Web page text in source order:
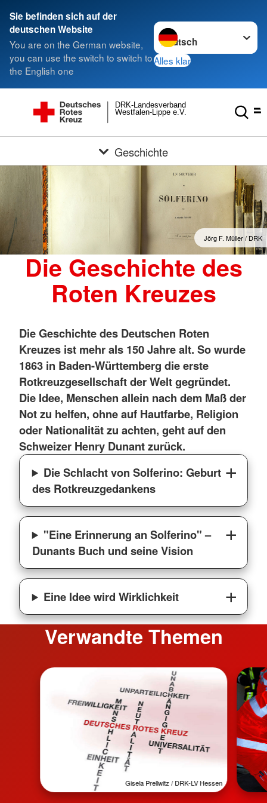
Sie befinden sich auf der
deutschen Website
You are on the German website,
you can use the switch to switch to
the English one
Sprache wechseln zu
Alles klar
Westfalen-Lippe e.V.
DRK-Landesverband
Geschichte
Jörg F. Müller / DRK
Die Geschichte des
Roten Kreuzes
Die Geschichte des Deutschen Roten
Kreuzes ist mehr als 150 Jahre alt. So wurde
1863 in Baden-Württemberg die erste
Rotkreuzgesellschaft der Welt gegründet.
Die Idee, Menschen allein nach dem Maß der
Not zu helfen, ohne auf Hautfarbe, Religion
oder Nationalität zu achten, geht auf den
Schweizer Henry Dunant zurück.
Die Schlacht von Solferino: Geburt
des Rotkreuzgedankens
"Eine Erinnerung an Solferino" –
Dunants Buch und seine Vision
Eine Idee wird Wirklichkeit
Verwandte Themen
Gisela Prellwitz / DRK-LV Hessen